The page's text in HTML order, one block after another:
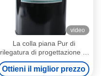
video
La colla piana Pur di
rilegatura di progettazione di
buona disposizione
professionale di planarità ha
Ottieni il miglior prezzo